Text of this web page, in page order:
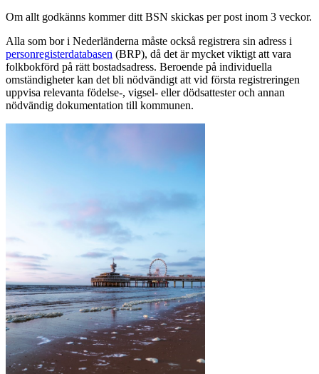
Om allt godkänns kommer ditt BSN skickas per post inom 3 veckor.
Alla som bor i Nederländerna måste också registrera sin adress i
personregisterdatabasen (BRP), då det är mycket viktigt att vara
folkbokförd på rätt bostadsadress. Beroende på individuella
omständigheter kan det bli nödvändigt att vid första registreringen
uppvisa relevanta födelse-, vigsel- eller dödsattester och annan
nödvändig dokumentation till kommunen.